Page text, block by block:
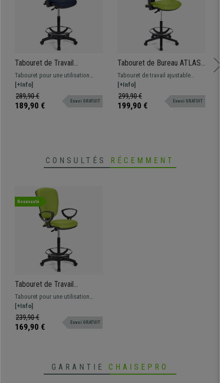
Tabouret de Travail
CALIPSO PLUS CUIR,
Dossier Ajustable, Grand
Rembourrage, Bleu
Tabouret pour une utilisation
professionnelle tapissé en cuir
résistant et confortable. Ajustable,
avec repose-pieds et accoudoirs
[+Info]
289,90 €
189,90 € Envoi GRATUIT
Tabouret de Bureau ATLAS
PLUS CUIR, Dossier
Ajustable, Grand
Rembourrage, Vert
Tabouret de travail ajustable
tapissé en cuir synthétique.
Robuste, résistante et
confortable. Adapté pour une
[+Info]
299,90 €
199,90 € Envoi GRATUIT
CONSULTÉS RÉCEMMENT
Nouveauté
Tabouret de Travail
CALIPSO CUIR, Dossier
Ajustable, Grand
Rembourrage, Vert
Tabouret pour une utilisation
professionnelle tapissé en cuir.
Ajustable, avec repose-pieds,
résistant et confortable.
[+Info]
239,90 €
169,90 € Envoi GRATUIT
GARANTIE CHAISEPRO